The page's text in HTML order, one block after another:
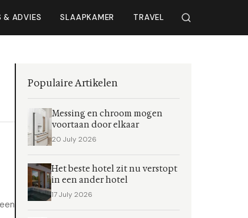
& ADVIES SLAAPKAMER TRAVEL
Populaire Artikelen
Messing en chroom mogen
voortaan door elkaar
20 July 2026
Het beste hotel zit nu verstopt
in een ander hotel
17 July 2026